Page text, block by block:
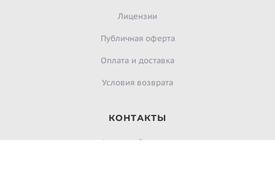
Лицензии
Публичная оферта
Оплата и доставка
Условия возврата
КОНТАКТЫ
infoevidpo@evidpo.ru